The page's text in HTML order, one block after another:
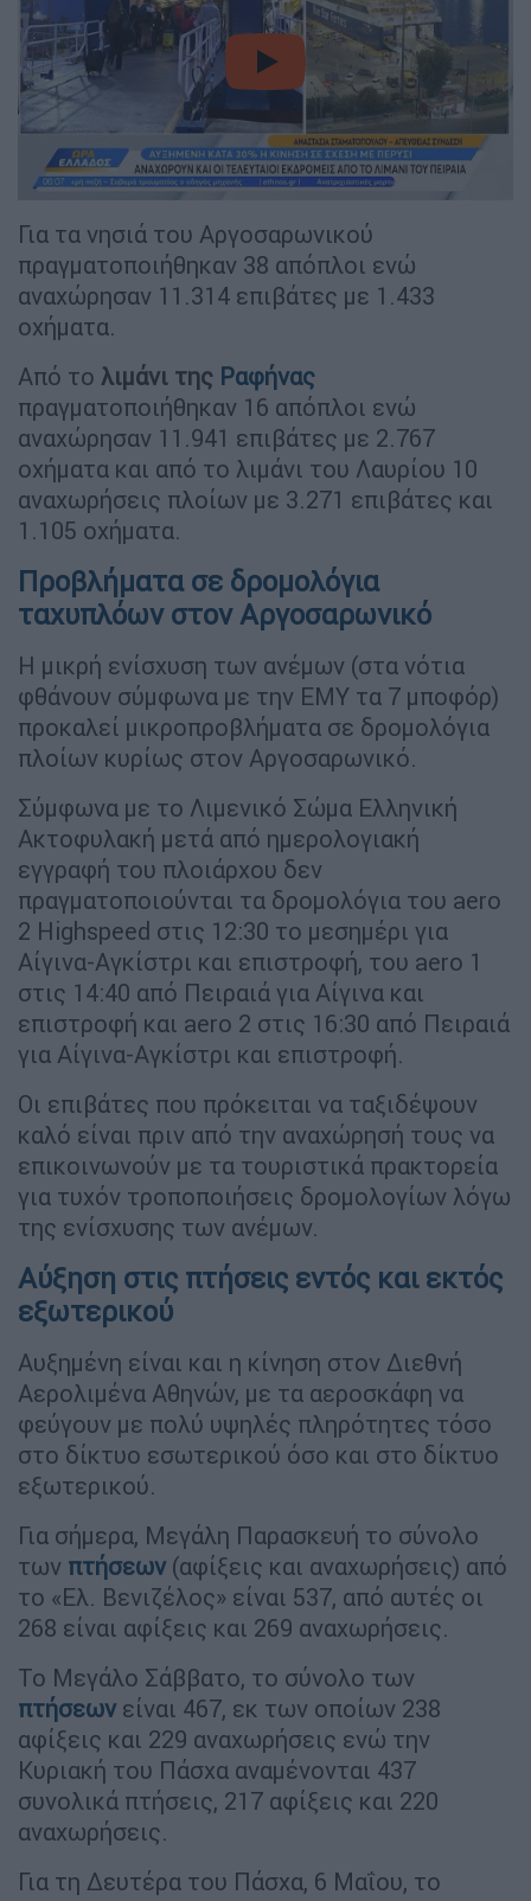
video
Για τα νησιά του Αργοσαρωνικού
πραγματοποιήθηκαν 38 απόπλοι ενώ
αναχώρησαν 11.314 επιβάτες με 1.433
οχήματα.
Από το λιμάνι της Ραφήνας
πραγματοποιήθηκαν 16 απόπλοι ενώ
αναχώρησαν 11.941 επιβάτες με 2.767
οχήματα και από το λιμάνι του Λαυρίου 10
αναχωρήσεις πλοίων με 3.271 επιβάτες και
1.105 οχήματα.
Προβλήματα σε δρομολόγια
ταχυπλόων στον Αργοσαρωνικό
Η μικρή ενίσχυση των ανέμων (στα νότια
φθάνουν σύμφωνα με την ΕΜΥ τα 7 μποφόρ)
προκαλεί μικροπροβλήματα σε δρομολόγια
πλοίων κυρίως στον Αργοσαρωνικό.
Σύμφωνα με το Λιμενικό Σώμα Ελληνική
Ακτοφυλακή μετά από ημερολογιακή
εγγραφή του πλοιάρχου δεν
πραγματοποιούνται τα δρομολόγια του aero
2 Ηighspeed στις 12:30 το μεσημέρι για
Αίγινα-Αγκίστρι και επιστροφή, του aero 1
στις 14:40 από Πειραιά για Αίγινα και
επιστροφή και aero 2 στις 16:30 από Πειραιά
για Αίγινα-Αγκίστρι και επιστροφή.
Οι επιβάτες που πρόκειται να ταξιδέψουν
καλό είναι πριν από την αναχώρησή τους να
επικοινωνούν με τα τουριστικά πρακτορεία
για τυχόν τροποποιήσεις δρομολογίων λόγω
της ενίσχυσης των ανέμων.
Αύξηση στις πτήσεις εντός και εκτός
εξωτερικού
Αυξημένη είναι και η κίνηση στον Διεθνή
Αερολιμένα Αθηνών, με τα αεροσκάφη να
φεύγουν με πολύ υψηλές πληρότητες τόσο
στο δίκτυο εσωτερικού όσο και στο δίκτυο
εξωτερικού.
Για σήμερα, Μεγάλη Παρασκευή το σύνολο
των πτήσεων (αφίξεις και αναχωρήσεις) από
το «Ελ. Βενιζέλος» είναι 537, από αυτές οι
268 είναι αφίξεις και 269 αναχωρήσεις.
Το Μεγάλο Σάββατο, το σύνολο των
πτήσεων είναι 467, εκ των οποίων 238
αφίξεις και 229 αναχωρήσεις ενώ την
Κυριακή του Πάσχα αναμένονται 437
συνολικά πτήσεις, 217 αφίξεις και 220
αναχωρήσεις.
Για τη Δευτέρα του Πάσχα, 6 Μαΐου, το